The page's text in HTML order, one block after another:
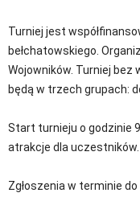
Turniej jest
bełchatowskiego.
Wojowników. Turniej
będą w trzech grupach:
Start turnieju o godzinie
atrakcje dla uczestników.
Zgłoszenia w terminie